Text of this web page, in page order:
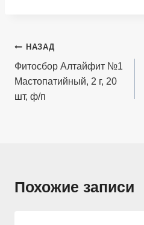
Навигация
по
записям
НАЗАД
Фитосбор Алтайфит №1
Мастопатийный, 2 г, 20
шт, ф/п
Похожие записи